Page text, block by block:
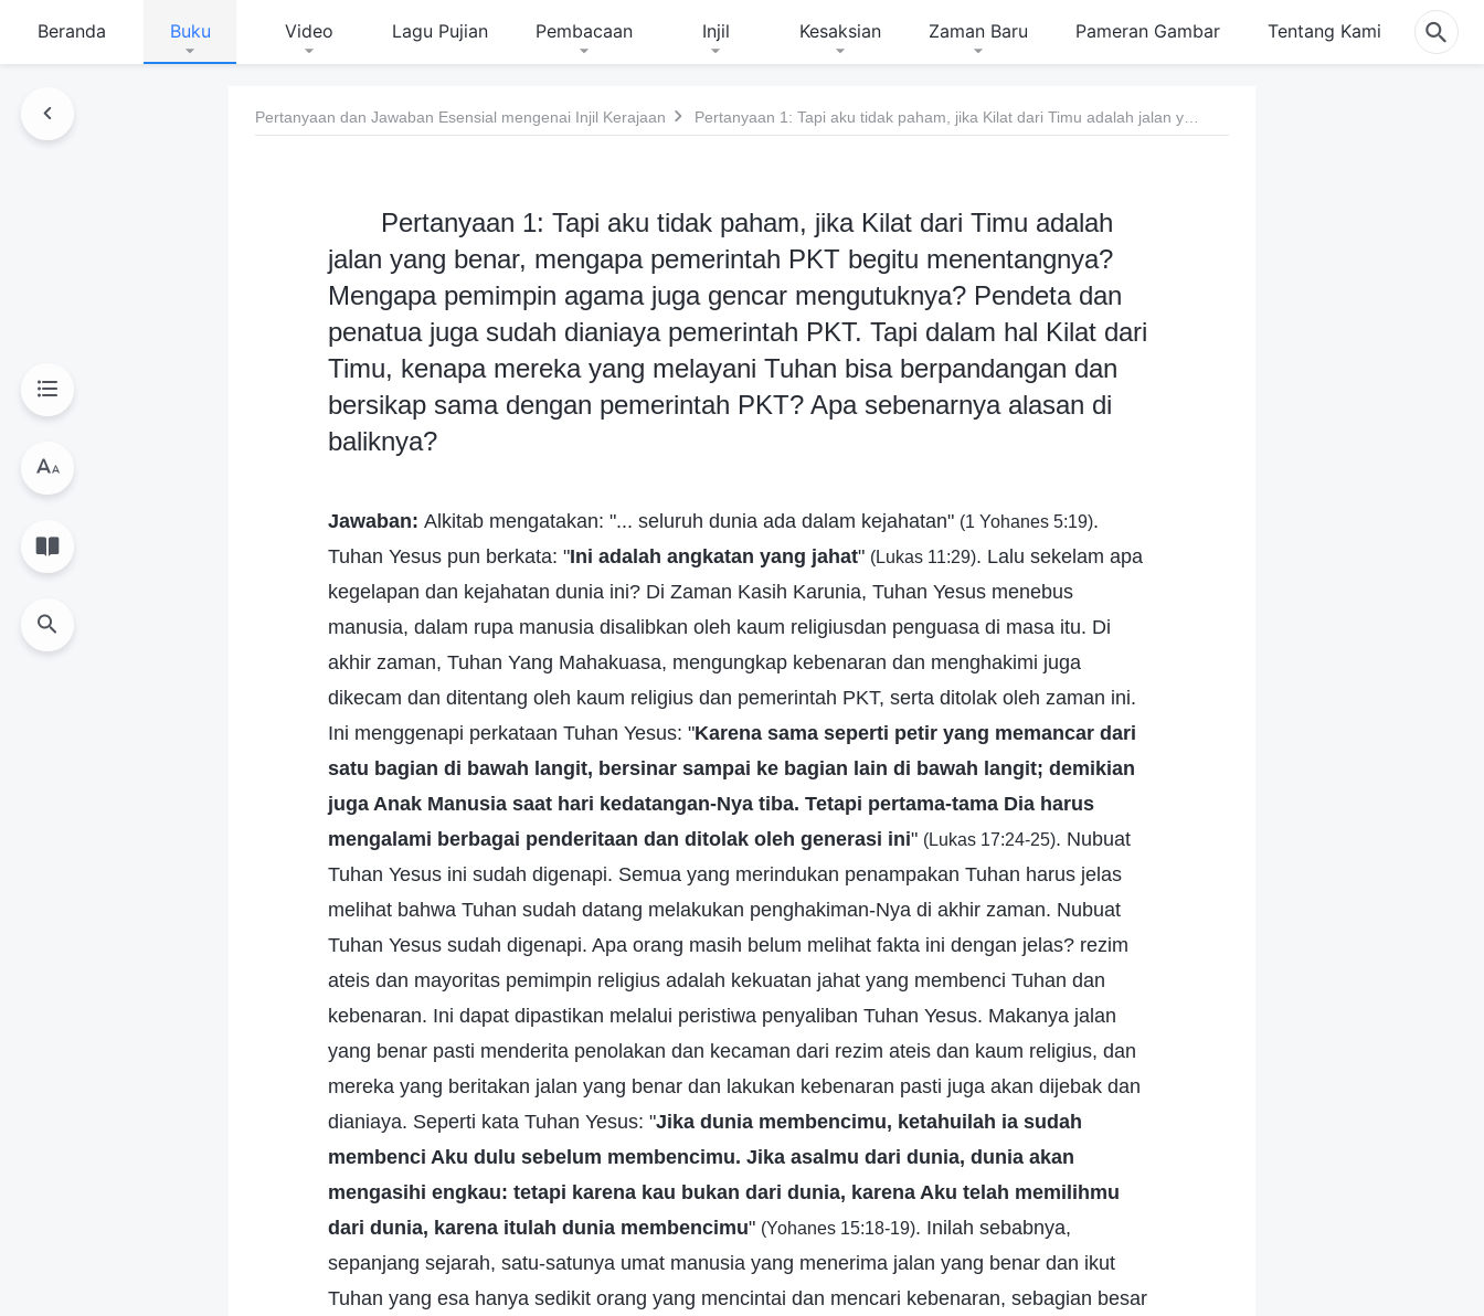
Beranda Buku Video Lagu Pujian Pembacaan Injil Kesaksian Zaman Baru Pameran Gambar Tentang Kami
Pertanyaan dan Jawaban Esensial mengenai Injil Kerajaan
Pertanyaan 1: Tapi aku tidak paham, jika Kilat dari Timu adalah
jalan yang benar, mengapa pemerintah PKT begitu menentangnya?
Mengapa pemimpin agama juga gencar mengutuknya? Pendeta dan
penatua juga sudah dianiaya pemerintah PKT. Tapi dalam hal Kilat dari
Timu, kenapa mereka yang melayani Tuhan bisa berpandangan dan
bersikap sama dengan pemerintah PKT? Apa sebenarnya alasan di
baliknya?
Jawaban: Alkitab mengatakan: "... seluruh dunia ada dalam kejahatan" (1 Yohanes 5:19).
Tuhan Yesus pun berkata: "Ini adalah angkatan yang jahat" (Lukas 11:29). Lalu sekelam apa
kegelapan dan kejahatan dunia ini? Di Zaman Kasih Karunia, Tuhan Yesus menebus
manusia, dalam rupa manusia disalibkan oleh kaum religiusdan penguasa di masa itu. Di
akhir zaman, Tuhan Yang Mahakuasa, mengungkap kebenaran dan menghakimi juga
dikecam dan ditentang oleh kaum religius dan pemerintah PKT, serta ditolak oleh zaman ini.
Ini menggenapi perkataan Tuhan Yesus: "Karena sama seperti petir yang memancar dari
satu bagian di bawah langit, bersinar sampai ke bagian lain di bawah langit; demikian
juga Anak Manusia saat hari kedatangan-Nya tiba. Tetapi pertama-tama Dia harus
mengalami berbagai penderitaan dan ditolak oleh generasi ini" (Lukas 17:24-25). Nubuat
Tuhan Yesus ini sudah digenapi. Semua yang merindukan penampakan Tuhan harus jelas
melihat bahwa Tuhan sudah datang melakukan penghakiman-Nya di akhir zaman. Nubuat
Tuhan Yesus sudah digenapi. Apa orang masih belum melihat fakta ini dengan jelas? rezim
ateis dan mayoritas pemimpin religius adalah kekuatan jahat yang membenci Tuhan dan
kebenaran. Ini dapat dipastikan melalui peristiwa penyaliban Tuhan Yesus. Makanya jalan
yang benar pasti menderita penolakan dan kecaman dari rezim ateis dan kaum religius, dan
mereka yang beritakan jalan yang benar dan lakukan kebenaran pasti juga akan dijebak dan
dianiaya. Seperti kata Tuhan Yesus: "Jika dunia membencimu, ketahuilah ia sudah
membenci Aku dulu sebelum membencimu. Jika asalmu dari dunia, dunia akan
mengasihi engkau: tetapi karena kau bukan dari dunia, karena Aku telah memilihmu
dari dunia, karena itulah dunia membencimu" (Yohanes 15:18-19). Inilah sebabnya,
sepanjang sejarah, satu-satunya umat manusia yang menerima jalan yang benar dan ikut
Tuhan yang esa hanya sedikit orang yang mencintai dan mencari kebenaran, sebagian besar